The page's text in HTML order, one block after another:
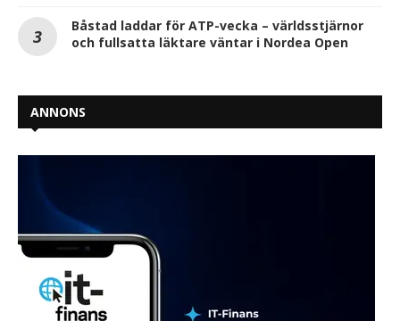
Båstad laddar för ATP-vecka – världsstjärnor
och fullsatta läktare väntar i Nordea Open
ANNONS